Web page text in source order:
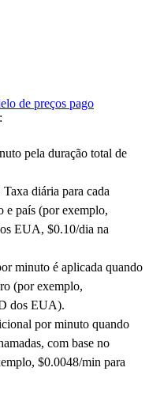
de preços pago
pela duração total de
Taxa diária para cada
e país (por exemplo,
EUA, $0.10/dia na
minuto é aplicada quando
(por exemplo,
dos EUA).
por minuto quando
com base no
$0.0048/min para